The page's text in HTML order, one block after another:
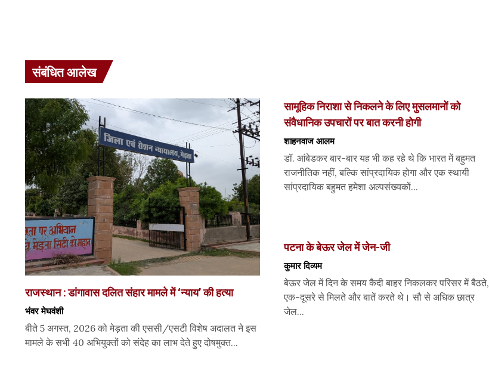
संबंधित आलेख
राजस्थान : डांगावास दलित संहार मामले में ‘न्याय’ की हत्या
भंवर मेघवंशी
बीते 5 अगस्त, 2026 को मेड़ता की एससी/एसटी विशेष अदालत ने इस
मामले के सभी 40 अभियुक्तों को संदेह का लाभ देते हुए दोषमुक्त...
सामूहिक निराशा से निकलने के लिए मुसलमानों को
संवैधानिक उपचारों पर बात करनी होगी
शाहनवाज आलम
डॉ. आंबेडकर बार-बार यह भी कह रहे थे कि भारत में बहुमत
राजनीतिक नहीं, बल्कि सांप्रदायिक होगा और एक स्थायी
सांप्रदायिक बहुमत हमेशा अल्पसंख्यकों...
पटना के बेऊर जेल में जेन-जी
कुमार दिव्यम
बेऊर जेल में दिन के समय कैदी बाहर निकलकर परिसर में बैठते,
एक-दूसरे से मिलते और बातें करते थे। सौ से अधिक छात्र
जेल...